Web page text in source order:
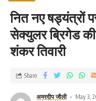
नित नए षड्यंत्रों
सेक्युलर ब्रिगेड
शंकर तिवारी
अमरदीप जौली
May 3,
Share